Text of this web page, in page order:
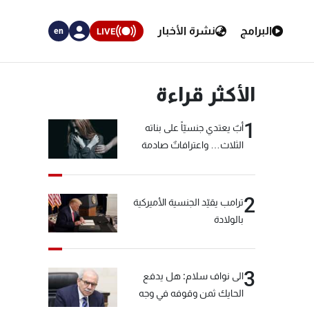
البرامج نشرة الأخبار LIVE
en
الأكثر قراءة
1أبٌ يعتدي جنسيّاً على بناته
الثلاث… واعترافاتٌ صادمة
2ترامب يقيّد الجنسية الأميركية
بالولادة
3الى نواف سلام: هل يدفع
الحايك ثمن وقوفه في وجه